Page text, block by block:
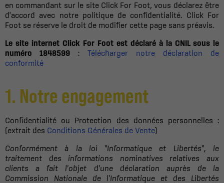
en commandant sur le site Click For Foot, vous déclarez être
d'accord avec notre politique de confidentialité. Click For
Foot se réserve le droit de modifier cette page sans préavis.
Le site internet Click For Foot est déclaré à la CNIL sous le
numéro 1848599 : Télécharger notre déclaration de
conformité
1. Notre engagement
Confidentialité ou Protection des données personnelles :
(extrait des Conditions Générales de Vente)
Conformément à la loi "Informatique et Libertés", le
traitement des informations nominatives relatives aux
clients a fait l'objet d'une déclaration auprès de la
Commission Nationale de l'Informatique et des Libertés